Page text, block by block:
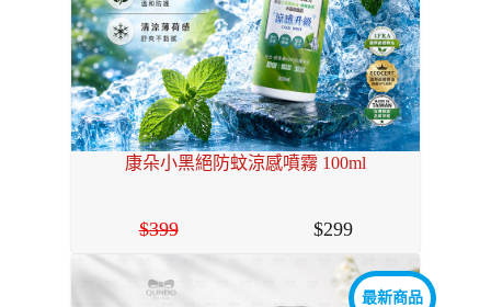
康朵小黑絕防蚊涼感噴霧 100ml
399 299
最新商品